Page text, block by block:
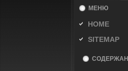
МЕНЮ
HOME
SITEMAP